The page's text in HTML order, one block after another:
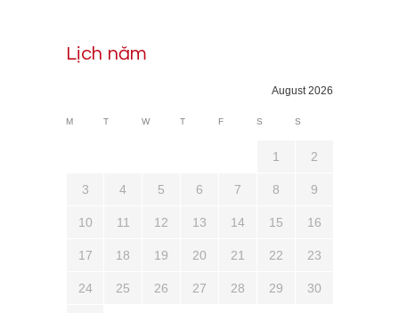
Lịch năm
August 2026
M T W T F S S
1 2
3 4 5 6 7 8 9
10 11 12 13 14 15 16
17 18 19 20 21 22 23
24 25 26 27 28 29 30